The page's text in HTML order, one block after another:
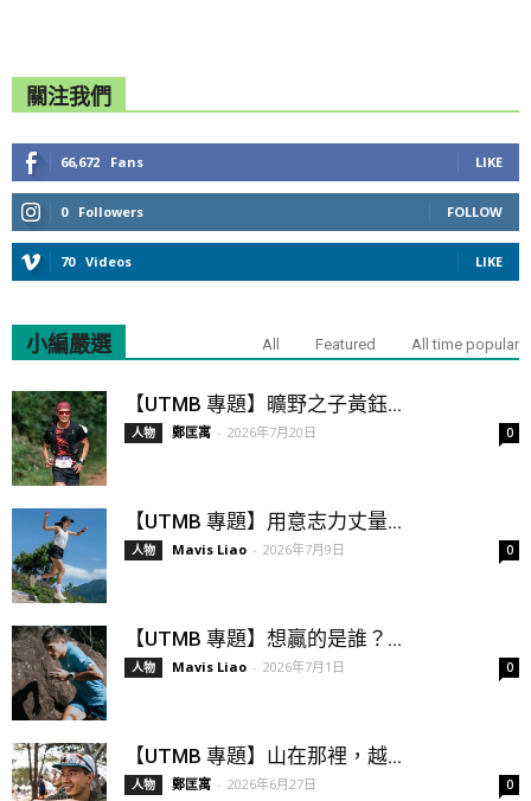
關注我們
66,672 Fans LIKE
0 Followers FOLLOW
70 Videos LIKE
小編嚴選 All Featured All time popular
【UTMB 專題】曠野之子黃鈺...
人物 鄭匡寓 - 2026年7月20日 0
【UTMB 專題】用意志力丈量...
人物 Mavis Liao - 2026年7月9日 0
【UTMB 專題】想贏的是誰？...
人物 Mavis Liao - 2026年7月1日 0
【UTMB 專題】山在那裡，越...
人物 鄭匡寓 - 2026年6月27日 0